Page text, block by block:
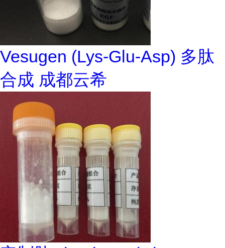
Vesugen (Lys-Glu-Asp) 多肽
合成 成都云希